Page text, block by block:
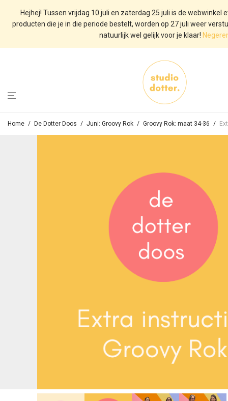
Hejhej! Tussen vrijdag 10 juli en zaterdag 25 juli is de webwinkel
producten die je in die periode bestelt, worden op 27 juli weer
natuurlijk wel gelijk voor je klaar!
Home / De Dotter Doos / Juni: Groovy Rok / Groovy Rok: maat 34-36 /